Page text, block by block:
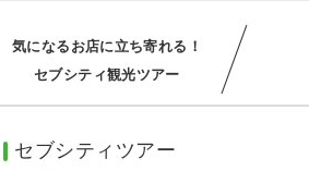
気になるお店に立ち寄れる！
セブシティ観光ツアー
セブシティツアー